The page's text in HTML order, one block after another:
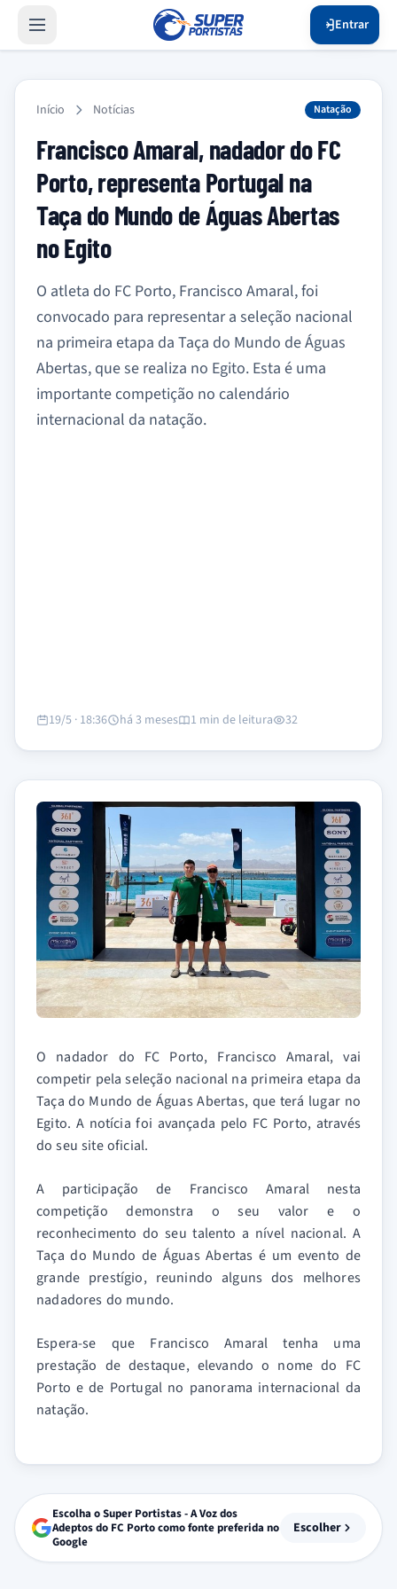
Entrar
Início Notícias Natação
Francisco Amaral, nadador do FC
Porto, representa Portugal na
Taça do Mundo de Águas Abertas
no Egito
O atleta do FC Porto, Francisco Amaral, foi
convocado para representar a seleção nacional
na primeira etapa da Taça do Mundo de Águas
Abertas, que se realiza no Egito. Esta é uma
importante competição no calendário
internacional da natação.
19/5 · 18:36 há 3 meses 1 min de leitura 32
O nadador do FC Porto, Francisco Amaral, vai
competir pela seleção nacional na primeira etapa da
Taça do Mundo de Águas Abertas, que terá lugar no
Egito. A notícia foi avançada pelo FC Porto, através
do seu site oficial.
A participação de Francisco Amaral nesta
competição demonstra o seu valor e o
reconhecimento do seu talento a nível nacional. A
Taça do Mundo de Águas Abertas é um evento de
grande prestígio, reunindo alguns dos melhores
nadadores do mundo.
Espera-se que Francisco Amaral tenha uma
prestação de destaque, elevando o nome do FC
Porto e de Portugal no panorama internacional da
natação.
Escolha o Super Portistas - A Voz dos
Adeptos do FC Porto como fonte preferida no
Google
Escolher